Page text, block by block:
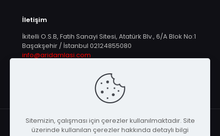
İletişim
İkitelli O.S.B, Fatih Sanayi Sitesi, Atatürk Blv., 6/A Blok No:1
Başakşehir / İstanbul 02124855080
info@aridamlasi.com
Sitemizin, çalışması için çerezler kullanılmaktadır. Site
üzerinde kullanılan çerezler hakkında detaylı bilgi